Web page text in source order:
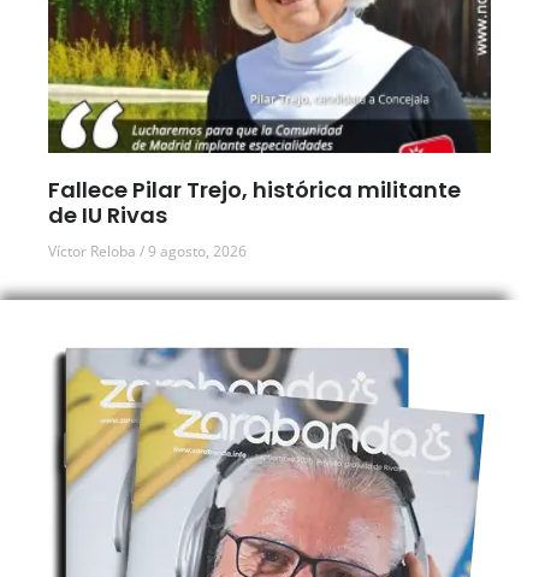
Fallece Pilar Trejo, histórica militante
de IU Rivas
Víctor Reloba 9 agosto, 2026